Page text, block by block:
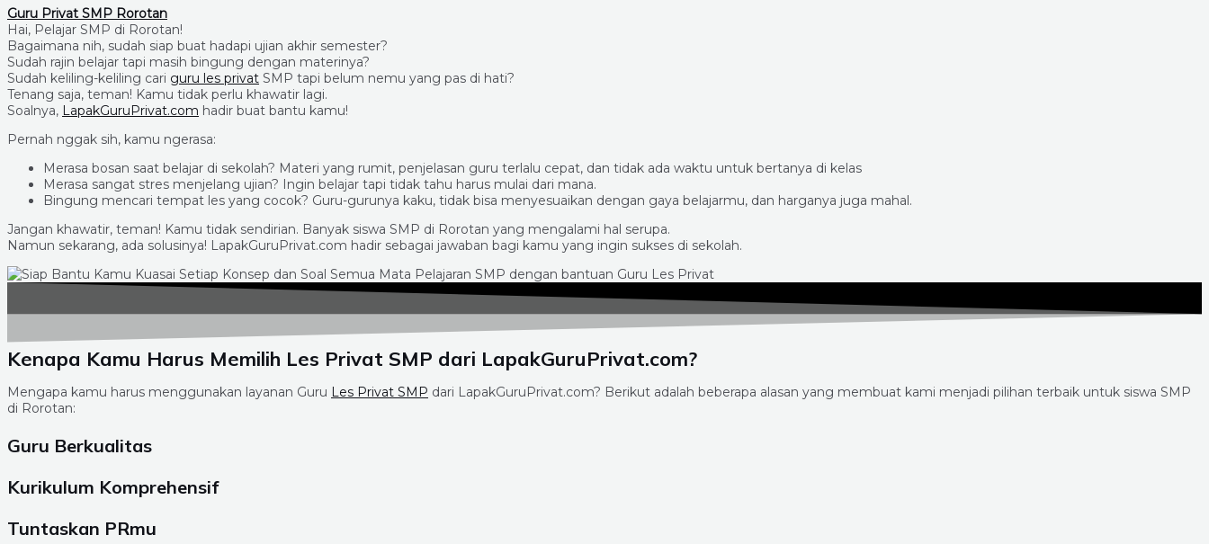
Guru Privat SMP Rorotan
Hai, Pelajar SMP di Rorotan!
Bagaimana nih, sudah siap buat hadapi ujian akhir semester?
Sudah rajin belajar tapi masih bingung dengan materinya?
Sudah keliling-keliling cari guru les privat SMP tapi belum nemu yang pas di hati?
Tenang saja, teman! Kamu tidak perlu khawatir lagi.
Soalnya, LapakGuruPrivat.com hadir buat bantu kamu!
Pernah nggak sih, kamu ngerasa:
Merasa bosan saat belajar di sekolah? Materi yang rumit, penjelasan guru terlalu cepat, dan tidak ada waktu untuk bertanya di kelas
Merasa sangat stres menjelang ujian? Ingin belajar tapi tidak tahu harus mulai dari mana.
Bingung mencari tempat les yang cocok? Guru-gurunya kaku, tidak bisa menyesuaikan dengan gaya belajarmu, dan harganya juga mahal.
Jangan khawatir, teman! Kamu tidak sendirian. Banyak siswa SMP di Rorotan yang mengalami hal serupa.
Namun sekarang, ada solusinya! LapakGuruPrivat.com hadir sebagai jawaban bagi kamu yang ingin sukses di sekolah.
Kenapa Kamu Harus Memilih Les Privat SMP dari LapakGuruPrivat.com?
Mengapa kamu harus menggunakan layanan Guru Les Privat SMP dari LapakGuruPrivat.com? Berikut adalah beberapa alasan yang membuat kami menjadi pilihan terbaik untuk siswa SMP
di Rorotan:
Guru Berkualitas
Kurikulum Komprehensif
Tuntaskan PRmu